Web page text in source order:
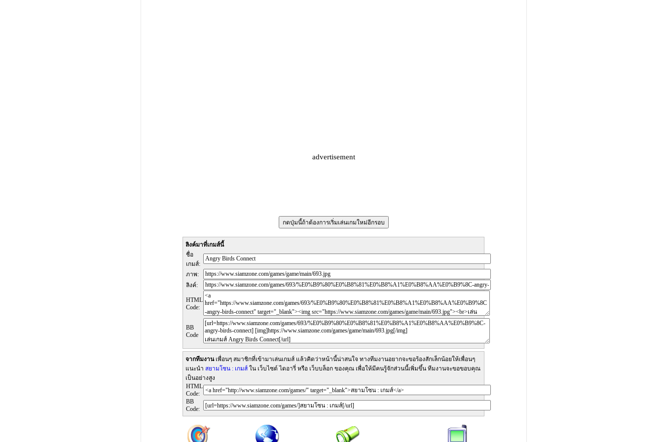
advertisement
ลิงค์มาที่เกมส์นี้
ชื่อ
เกมส์:
ภาพ:
ลิงค์:
HTML
Code:
BB
Code
จากทีมงานเพื่อนๆ สมาชิกที่เข้ามาเล่นเกมส์ แล้วคิดว่าหน้านี้น่าสนใจ ทางทีมงานอยากจะขอร้องสักเล็กน้อยให้เพื่อนๆ
แนะนำ สยามโซน : เกมส์ ใน เว็บไซต์ ไดอารี่ หรือ เว็บบล็อก ของคุณ เพื่อให้มีคนรู้จักส่วนนี้เพิ่มขึ้น ทีมงานจะขอขอบคุณ
เป็นอย่างสูง
HTML
Code:
BB
Code: